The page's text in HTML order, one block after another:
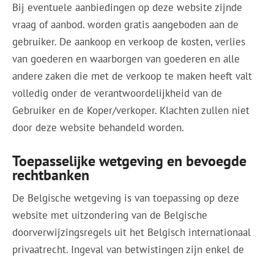
Bij eventuele aanbiedingen op deze website zijnde
vraag of aanbod. worden gratis aangeboden aan de
gebruiker. De aankoop en verkoop de kosten, verlies
van goederen en waarborgen van goederen en alle
andere zaken die met de verkoop te maken heeft valt
volledig onder de verantwoordelijkheid van de
Gebruiker en de Koper/verkoper. Klachten zullen niet
door deze website behandeld worden.
Toepasselijke wetgeving en bevoegde
rechtbanken
De Belgische wetgeving is van toepassing op deze
website met uitzondering van de Belgische
doorverwijzingsregels uit het Belgisch internationaal
privaatrecht. Ingeval van betwistingen zijn enkel de